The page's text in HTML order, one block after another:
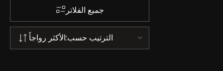
جميع الفلاتر
الأكثر رواجاًالترتيب حسب: